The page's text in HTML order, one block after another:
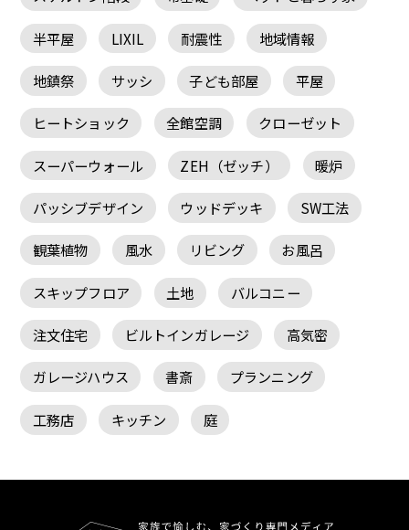
半平屋 LIXIL 耐震性 地域情報
地鎮祭 サッシ 子ども部屋 平屋
ヒートショック 全館空調 クローゼット
スーパーウォール ZEH（ゼッチ） 暖炉
パッシブデザイン ウッドデッキ SW工法
観葉植物 風水 リビング お風呂
スキップフロア 土地 バルコニー
注文住宅 ビルトインガレージ 高気密
ガレージハウス 書斎 プランニング
工務店 キッチン 庭